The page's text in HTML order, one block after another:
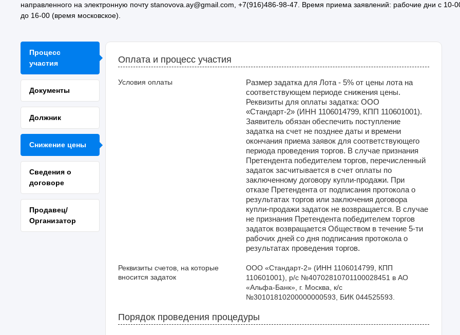
направленного на электронную почту stanovova.ay@gmail.com, +7(916)486-98-47. Время приема заявлений: рабочие дни с 10-
до 16-00 (время московское).
Процесс
участия
Документы
Должник
Снижение цены
Сведения о
договоре
Продавец/
Организатор
Оплата и процесс участия
Условия оплаты
Размер задатка для Лота - 5% от цены лота на
соответствующем периоде снижения цены.
Реквизиты для оплаты задатка: ООО
«Стандарт-2» (ИНН 1106014799, КПП 110601001).
Заявитель обязан обеспечить поступление
задатка на счет не позднее даты и времени
окончания приема заявок для соответствующего
периода проведения торгов. В случае признания
Претендента победителем торгов, перечисленный
задаток засчитывается в счет оплаты по
заключенному договору купли-продажи. При
отказе Претендента от подписания протокола о
результатах торгов или заключения договора
купли-продажи задаток не возвращается. В случае
не признания Претендента победителем торгов
задаток возвращается Обществом в течение 5-ти
рабочих дней со дня подписания протокола о
результатах проведения торгов.
Реквизиты счетов, на которые
вносится задаток
ООО «Стандарт-2» (ИНН 1106014799, КПП
110601001), р/с №40702810701100028451 в АО
«Альфа-Банк», г. Москва, к/с
№30101810200000000593, БИК 044525593.
Порядок проведения процедуры